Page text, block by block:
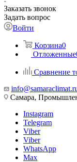
Заказать звонок
Задать вопрос
Войти
Корзина0
Отложенные
Сравнение
Самара,
Instagram
Telegram
Viber
Viber
WhatsApp
Max